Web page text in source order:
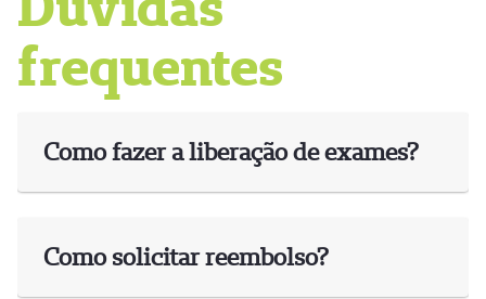
frequentes
Como fazer a liberação de exames?
Como solicitar reembolso?